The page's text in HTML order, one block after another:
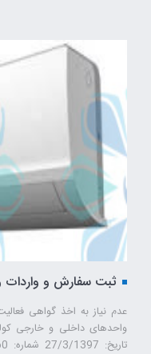
عدم نیاز به اخذ گواهی
واحدهای داخلی و خارجی